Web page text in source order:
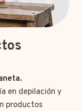
en depilación y
productos